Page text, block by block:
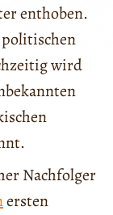
enthoben.
wird
Nachfolger
ersten